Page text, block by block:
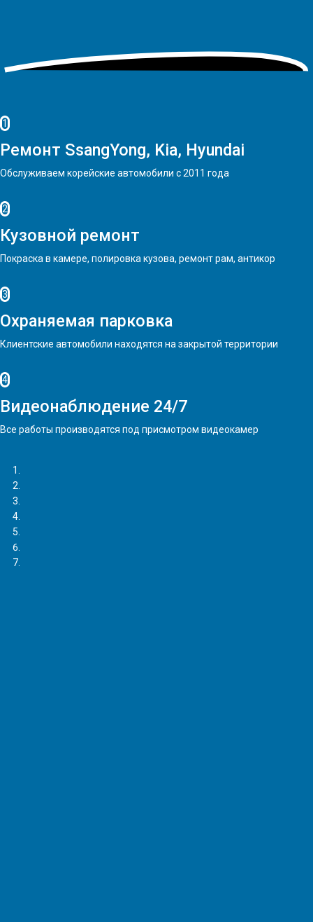
1
Ремонт SsangYong, Kia, Hyundai
Обслуживаем корейские автомобили с 2011 года
2
Кузовной ремонт
Покраска в камере, полировка кузова, ремонт рам, антикор
3
Охраняемая парковка
Клиентские автомобили находятся на закрытой территории
4
Видеонаблюдение 24/7
Все работы производятся под присмотром видеокамер